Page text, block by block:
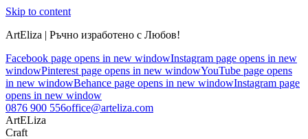
Skip to content
ArtEliza | Ръчно изработено с Любов!
Facebook page opens in new windowInstagram page opens in new
windowPinterest page opens in new windowYouTube page opens
in new windowBehance page opens in new windowInstagram page
opens in new window
0876 900 556office@arteliza.com
ArtELiza
Craft